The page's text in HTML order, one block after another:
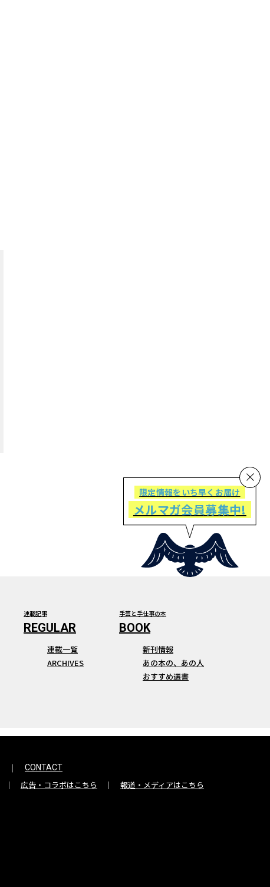
限定情報をいち早くお届け
メルマガ会員募集中!
連載記事
連載一覧
ARCHIVES
手芸と手仕事の本
新刊情報
あの本の、あの人
おすすめ選書
CONTACT
広告・コラボはこちら 報道・メディアはこちら